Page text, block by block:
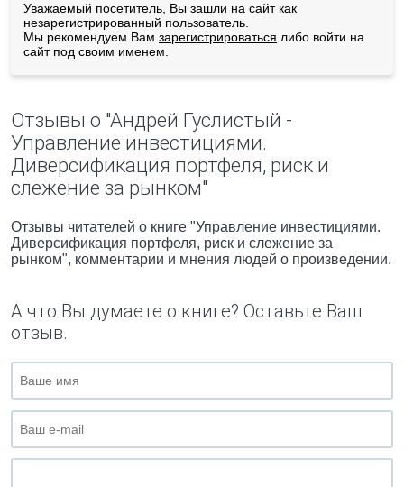
Уважаемый посетитель, Вы зашли на сайт как
незарегистрированный пользователь.
Мы рекомендуем Вам зарегистрироваться либо войти на
сайт под своим именем.
Отзывы о "Андрей Гуслистый -
Управление инвестициями.
Диверсификация портфеля, риск и
слежение за рынком"
Отзывы читателей о книге "Управление инвестициями.
Диверсификация портфеля, риск и слежение за
рынком", комментарии и мнения людей о произведении.
А что Вы думаете о книге? Оставьте Ваш
отзыв.